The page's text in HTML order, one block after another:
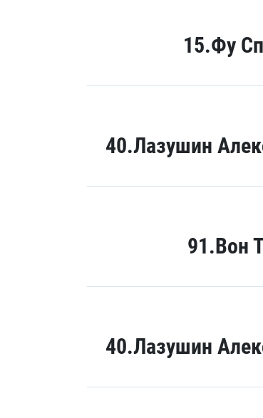
15.Фу
40.Лазушин
91.Вон
40.Лазушин